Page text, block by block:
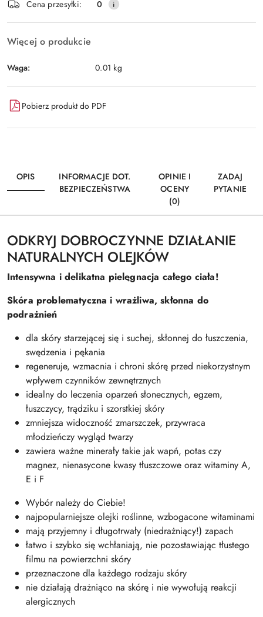
Cena przesyłki: 0
Więcej o produkcie
Waga: 0.01 kg
Pobierz produkt do PDF
OPIS
INFORMACJE DOT.
BEZPIECZEŃSTWA
OPINIE I
OCENY
(0)
ZADAJ
PYTANIE
ODKRYJ DOBROCZYNNE DZIAŁANIE
NATURALNYCH OLEJKÓW
Intensywna i delikatna pielęgnacja całego ciała!
Skóra problematyczna i wrażliwa, skłonna do
podrażnień
dla skóry starzejącej się i suchej, skłonnej do łuszczenia,
swędzenia i pękania
regeneruje, wzmacnia i chroni skórę przed niekorzystnym
wpływem czynników zewnętrznych
idealny do leczenia oparzeń słonecznych, egzem,
łuszczycy, trądziku i szorstkiej skóry
zmniejsza widoczność zmarszczek, przywraca
młodzieńczy wygląd twarzy
zawiera ważne minerały takie jak wapń, potas czy
magnez, nienasycone kwasy tłuszczowe oraz witaminy A,
E i F
Wybór należy do Ciebie!
najpopularniejsze olejki roślinne, wzbogacone witaminami
mają przyjemny i długotrwały (niedrażniący!) zapach
łatwo i szybko się wchłaniają, nie pozostawiając tłustego
filmu na powierzchni skóry
przeznaczone dla każdego rodzaju skóry
nie działają drażniąco na skórę i nie wywołują reakcji
alergicznych